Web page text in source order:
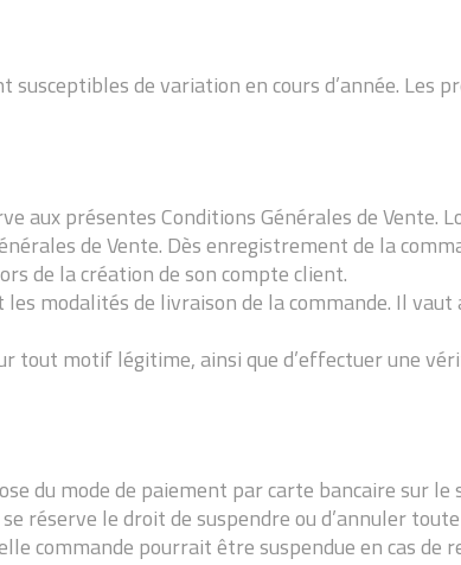
de variation en cours d’année. Les
aux présentes Conditions Générales de Vente.
de Vente. Dès enregistrement de la
de la création de son compte client.
modalités de livraison de la commande. Il
tout motif légitime, ainsi que d’effectuer une
du mode de paiement par carte bancaire sur
réserve le droit de suspendre ou d’annuler
commande pourrait être suspendue en cas de